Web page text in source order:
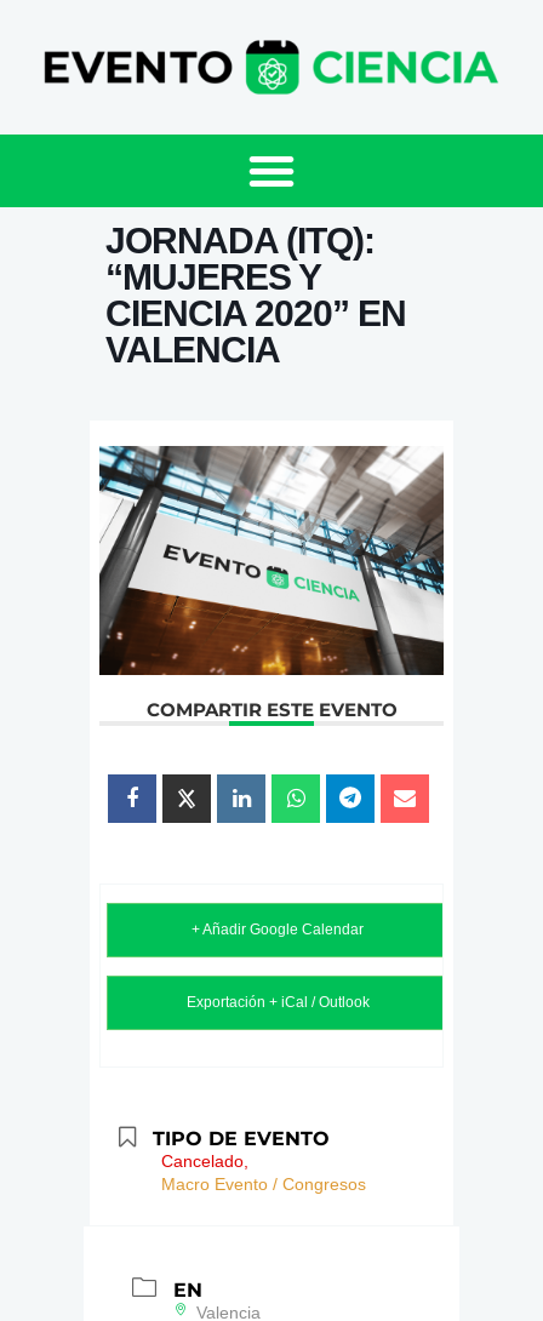
JORNADA (ITQ):
“MUJERES Y
CIENCIA 2020” EN
VALENCIA
COMPARTIR ESTE EVENTO
+ Añadir Google Calendar
Exportación + iCal / Outlook
TIPO DE EVENTO
Cancelado,
Macro Evento / Congresos
EN
Valencia